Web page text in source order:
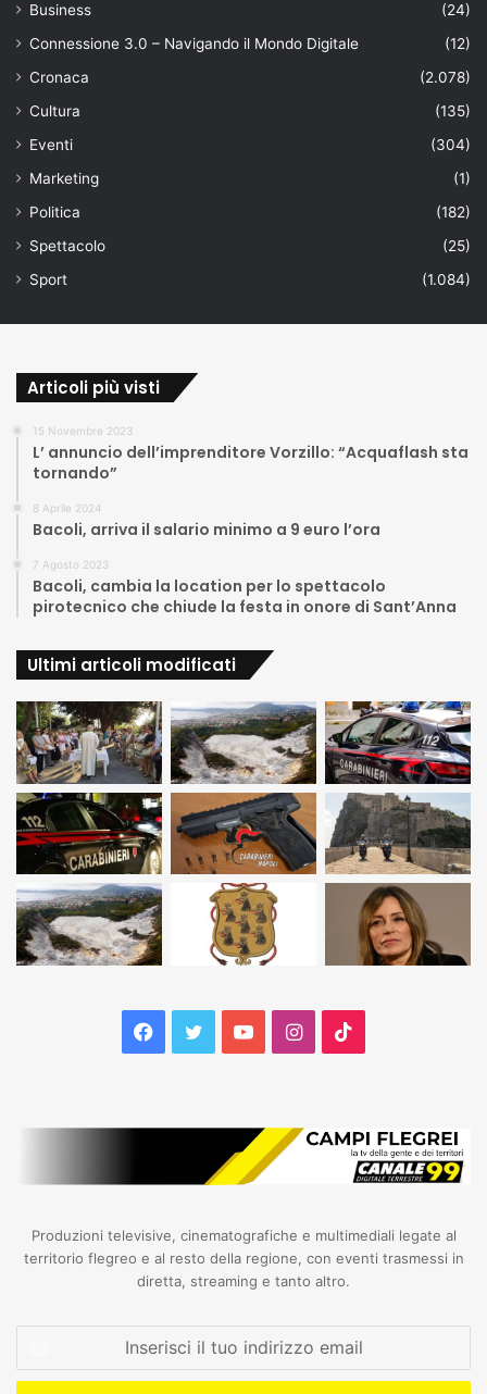
Business
(24)
Connessione 3.0 – Navigando il Mondo Digitale
(12)
Cronaca
(2.078)
Cultura
(135)
Eventi
(304)
Marketing
(1)
Politica
(182)
Spettacolo
(25)
Sport
(1.084)
Articoli più visti
15 Novembre 2023
L’ annuncio dell’imprenditore Vorzillo: “Acquaflash sta
tornando”
8 Aprile 2024
Bacoli, arriva il salario minimo a 9 euro l’ora
7 Agosto 2023
Bacoli, cambia la location per lo spettacolo
pirotecnico che chiude la festa in onore di Sant’Anna
Ultimi articoli modificati
Facebook
TwitterYouTubeInstagram
Produzioni televisive, cinematografiche e multimediali legate al
territorio flegreo e al resto della regione, con eventi trasmessi in
diretta, streaming e tanto altro.
tuo